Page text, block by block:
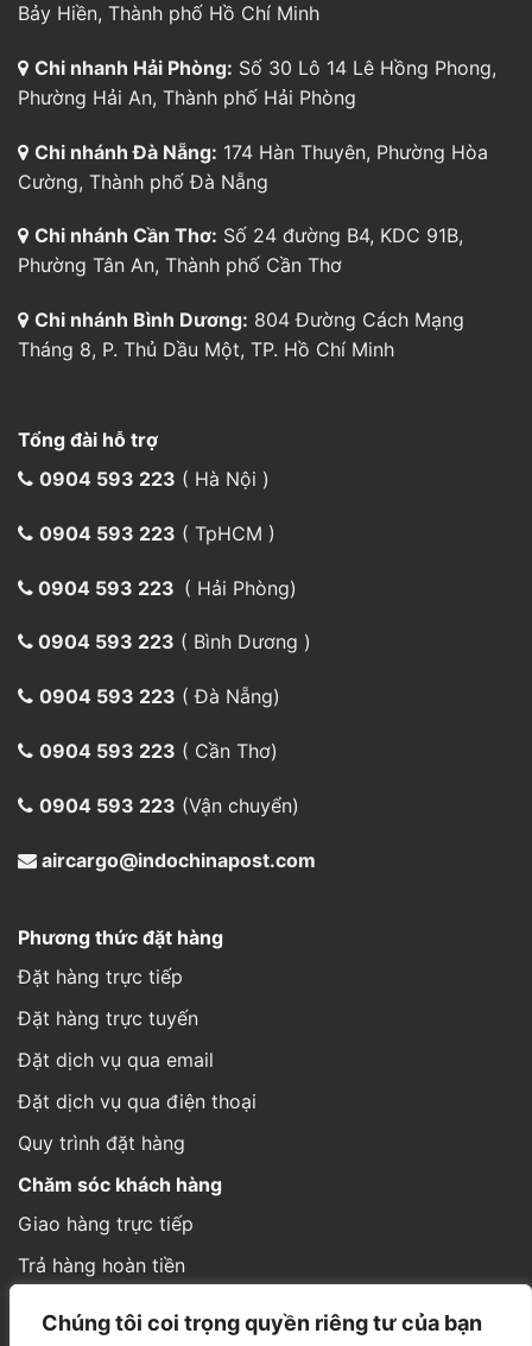
Chúng tôi coi trọng quyền riêng tư của bạn
Bảy Hiền, Thành phố Hồ Chí Minh
Chi nhanh Hải Phòng: Số 30 Lô 14 Lê Hồng Phong,
Phường Hải An, Thành phố Hải Phòng
Chi nhánh Đà Nẵng: 174 Hàn Thuyên, Phường Hòa
Cường, Thành phố Đà Nẵng
Chi nhánh Cần Thơ: Số 24 đường B4, KDC 91B,
Phường Tân An, Thành phố Cần Thơ
Chi nhánh Bình Dương: 804 Đường Cách Mạng
Tháng 8, P. Thủ Dầu Một, TP. Hồ Chí Minh
Tổng đài hỗ trợ
0904 593 223 ( Hà Nội )
0904 593 223 ( TpHCM )
0904 593 223 ( Hải Phòng)
0904 593 223 ( Bình Dương )
0904 593 223 ( Đà Nẵng)
0904 593 223 ( Cần Thơ)
0904 593 223 (Vận chuyển)
aircargo@indochinapost.com
Phương thức đặt hàng
Đặt hàng trực tiếp
Đặt hàng trực tuyến
Đặt dịch vụ qua email
Đặt dịch vụ qua điện thoại
Quy trình đặt hàng
Chăm sóc khách hàng
Giao hàng trực tiếp
Trả hàng hoàn tiền